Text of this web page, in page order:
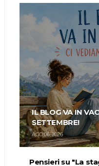
IL BLOG VA IN
SETTEMBRE!
AGO 06, 2026
Pensieri su "La